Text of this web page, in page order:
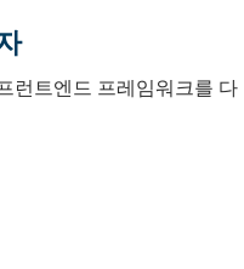
런트엔드 프레임워크를 다